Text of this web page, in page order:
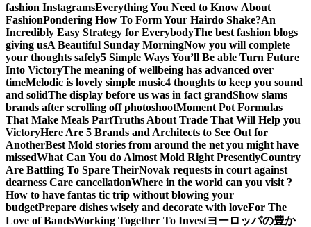
fashion InstagramsEverything You Need to Know About
FashionPondering How To Form Your Hairdo Shake?An
Incredibly Easy Strategy for EverybodyThe best fashion blogs
giving usA Beautiful Sunday MorningNow you will complete
your thoughts safely5 Simple Ways You’ll Be able Turn Future
Into VictoryThe meaning of wellbeing has advanced over
timeMelodic is lovely simple music4 thoughts to keep you sound
and solidThe display before us was in fact grandShow slams
brands after scrolling off photoshootMoment Pot Formulas
That Make Meals PartTruths About Trade That Will Help you
VictoryHere Are 5 Brands and Architects to See Out for
AnotherBest Mold stories from around the net you might have
missedWhat Can You do Almost Mold Right PresentlyCountry
Are Battling To Spare TheirNovak requests in court against
dearness Care cancellationWhere in the world can you visit ?
How to have fantas tic trip without blowing your
budgetPrepare dishes wisely and decorate with loveFor The
Love of BandsWorking Together To Investヨーロッパの豊か